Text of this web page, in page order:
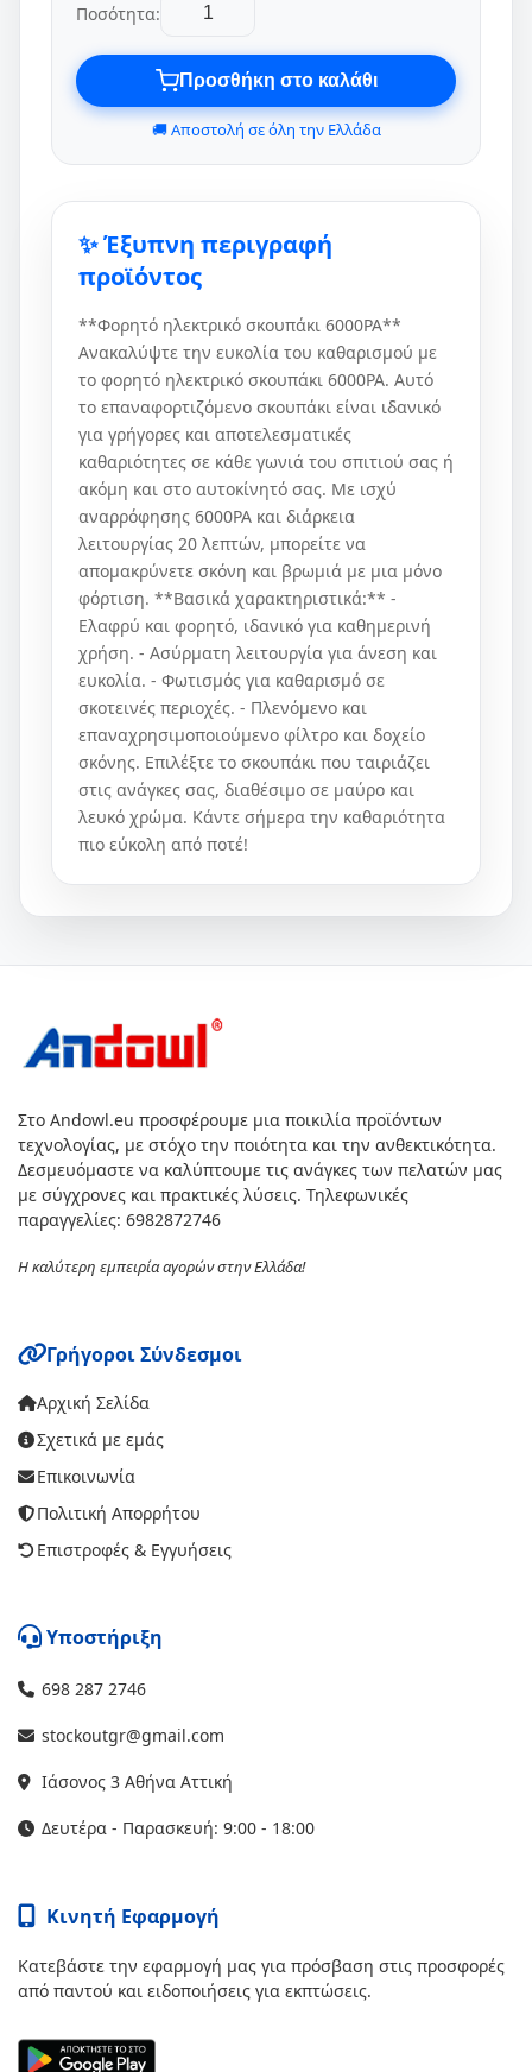
Ποσότητα:
Προσθήκη στο καλάθι
🚚 Αποστολή σε όλη την Ελλάδα
✨ Έξυπνη περιγραφή
προϊόντος
**Φορητό ηλεκτρικό σκουπάκι 6000PA**
Ανακαλύψτε την ευκολία του καθαρισμού με
το φορητό ηλεκτρικό σκουπάκι 6000PA. Αυτό
το επαναφορτιζόμενο σκουπάκι είναι ιδανικό
για γρήγορες και αποτελεσματικές
καθαριότητες σε κάθε γωνιά του σπιτιού σας ή
ακόμη και στο αυτοκίνητό σας. Με ισχύ
αναρρόφησης 6000PA και διάρκεια
λειτουργίας 20 λεπτών, μπορείτε να
απομακρύνετε σκόνη και βρωμιά με μια μόνο
φόρτιση. **Βασικά χαρακτηριστικά:** -
Ελαφρύ και φορητό, ιδανικό για καθημερινή
χρήση. - Ασύρματη λειτουργία για άνεση και
ευκολία. - Φωτισμός για καθαρισμό σε
σκοτεινές περιοχές. - Πλενόμενο και
επαναχρησιμοποιούμενο φίλτρο και δοχείο
σκόνης. Επιλέξτε το σκουπάκι που ταιριάζει
στις ανάγκες σας, διαθέσιμο σε μαύρο και
λευκό χρώμα. Κάντε σήμερα την καθαριότητα
πιο εύκολη από ποτέ!
Στο Andowl.eu προσφέρουμε μια ποικιλία προϊόντων
τεχνολογίας, με στόχο την ποιότητα και την ανθεκτικότητα.
Δεσμευόμαστε να καλύπτουμε τις ανάγκες των πελατών μας
με σύγχρονες και πρακτικές λύσεις. Τηλεφωνικές
παραγγελίες: 6982872746
Η καλύτερη εμπειρία αγορών στην Ελλάδα!
Γρήγοροι Σύνδεσμοι
Αρχική Σελίδα
Σχετικά με εμάς
Επικοινωνία
Πολιτική Απορρήτου
Επιστροφές & Εγγυήσεις
Υποστήριξη
698 287 2746
stockoutgr@gmail.com
Ιάσονος 3 Αθήνα Αττική
Δευτέρα - Παρασκευή: 9:00 - 18:00
Κινητή Εφαρμογή
Κατεβάστε την εφαρμογή μας για πρόσβαση στις προσφορές
από παντού και ειδοποιήσεις για εκπτώσεις.